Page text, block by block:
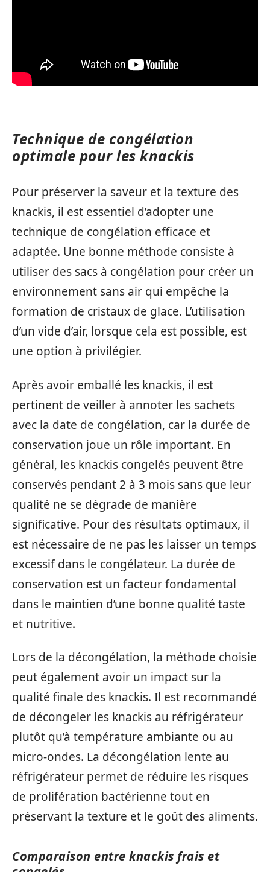
Technique de congélation
optimale pour les knackis
Pour préserver la saveur et la texture des
knackis, il est essentiel d’adopter une
technique de congélation efficace et
adaptée. Une bonne méthode consiste à
utiliser des sacs à congélation pour créer un
environnement sans air qui empêche la
formation de cristaux de glace. L’utilisation
d’un vide d’air, lorsque cela est possible, est
une option à privilégier.
Après avoir emballé les knackis, il est
pertinent de veiller à annoter les sachets
avec la date de congélation, car la durée de
conservation joue un rôle important. En
général, les knackis congelés peuvent être
conservés pendant 2 à 3 mois sans que leur
qualité ne se dégrade de manière
significative. Pour des résultats optimaux, il
est nécessaire de ne pas les laisser un temps
excessif dans le congélateur. La durée de
conservation est un facteur fondamental
dans le maintien d’une bonne qualité taste
et nutritive.
Lors de la décongélation, la méthode choisie
peut également avoir un impact sur la
qualité finale des knackis. Il est recommandé
de décongeler les knackis au réfrigérateur
plutôt qu’à température ambiante ou au
micro-ondes. La décongélation lente au
réfrigérateur permet de réduire les risques
de prolifération bactérienne tout en
préservant la texture et le goût des aliments.
Comparaison entre knackis frais et